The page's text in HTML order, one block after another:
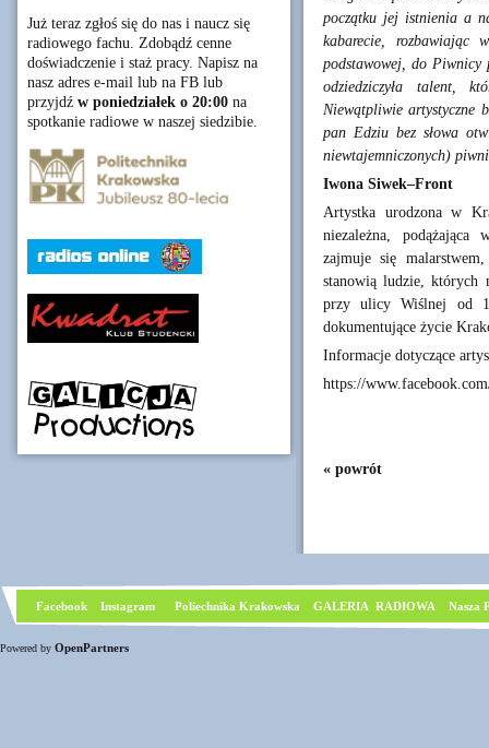
Już teraz zgłoś się do nas i naucz się
radiowego fachu. Zdobądź cenne
doświadczenie i staż pracy. Napisz na
nasz adres e-mail lub na FB lub
przyjdź w poniedziałek o 20:00 na
spotkanie radiowe w naszej siedzibie.
początku jej istnienia a
kabarecie, rozbawiając
podstawowej, do
odziedziczyła talent,
Niewątpliwie artystyczne
pan Edziu bez słowa
niewtajemniczonych)
Iwona Siwek–Front
Artystka urodzona w
niezależna, podążająca
zajmuje się
stanowią ludzie, których
przy ulicy Wiślnej od
dokumentujące życie
Informacje dotyczące
https://
« powrót
Facebook Instagram Poliechnika Krakowska GALERIA RADIOWA Nasza
Powered by OpenPartners